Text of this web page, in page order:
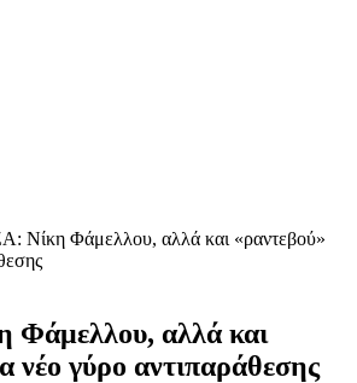
Νίκη Φάμελλου, αλλά και «ραντεβού»
αλλά και
νέο γύρο αντιπαράθεσης